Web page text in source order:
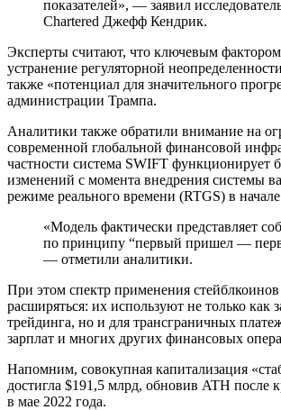
показателей», — заявил
Chartered Джефф Кендрик.
Эксперты считают, что ключевым фактором
устранение регуляторной
также «потенциал для значительного
администрации Трампа.
Аналитики также обратили внимание на
современной глобальной финансовой
частности система SWIFT функционирует
изменений с момента внедрения системы
режиме реального времени (RTGS) в
«Модель фактически представляет
по принципу “первый пришел —
— отметили аналитики.
При этом спектр применения
расширяться: их используют не только как
трейдинга, но и для трансграничных
зарплат и многих других финансовых
Напомним, совокупная капитализация
достигла $191,5 млрд, обновив ATH после
в мае 2022 года.